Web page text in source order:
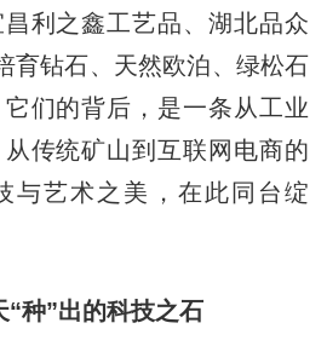
利之鑫工艺品、湖北品众
育钻石、天然欧泊、绿松石
们的背后，是一条从工业
传统矿山到互联网电商的
与艺术之美，在此同台绽
“种”出的科技之石